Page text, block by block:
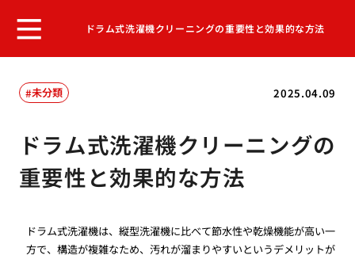
ドラム式洗濯機クリーニングの重要性と効果的な方法
2025.04.09
未分類
ドラム式洗濯機クリーニングの
重要性と効果的な方法
ドラム式洗濯機は、縦型洗濯機に比べて節水性や乾燥機能が高い一
方で、構造が複雑なため、汚れが溜まりやすいというデメリットが